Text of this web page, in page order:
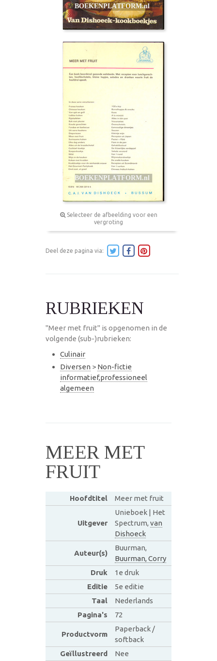
Selecteer de afbeelding voor een
vergroting
Deel deze pagina via:
RUBRIEKEN
"Meer met fruit" is opgenomen in de
volgende (sub-)rubrieken:
Culinair
Diversen > Non-fictie
informatief,professioneel
algemeen
MEER MET
FRUIT
Hoofdtitel Meer met fruit
Uitgever
Unieboek | Het
Spectrum, van
Dishoeck
Auteur(s)
Buurman,
Buurman, Corry
Druk
1e druk
Editie
5e editie
Taal
Nederlands
Pagina's
72
Productvorm
Paperback /
softback
Geïllustreerd
Nee